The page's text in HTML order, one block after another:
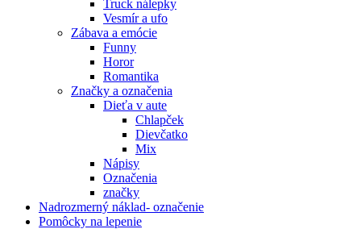
Truck nálepky
Vesmír a ufo
Zábava a emócie
Funny
Horor
Romantika
Značky a označenia
Dieťa v aute
Chlapček
Dievčatko
Mix
Nápisy
Označenia
značky
Nadrozmerný náklad- označenie
Pomôcky na lepenie